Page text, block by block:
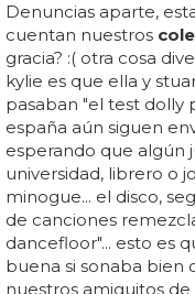
Denuncias aparte,
cuentan nuestros
gracia? :( otra cosa
kylie es que ella y
pasaban "el test dolly
españa aún siguen
esperando que algún
universidad, librero o
minogue... el disco,
de canciones
dancefloor"... esto es
buena si sonaba bien
nuestros amiguitos